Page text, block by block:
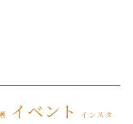
イベント インスタ